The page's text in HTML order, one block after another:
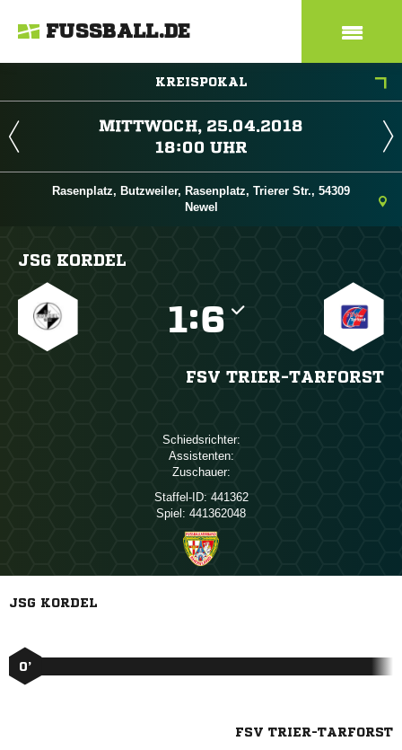
FUSSBALL.DE
KREISPOKAL
 
 
Rasenplatz, Butzweiler, Rasenplatz, Trierer Str., 54309
Newel
JSG KORDEL
:
FSV TRIER-TARFORST
Schiedsrichter:
Assistenten:
Zuschauer:
Staffel-ID: 441362
Spiel: 441362048
JSG KORDEL
0’
FSV TRIER-TARFORST